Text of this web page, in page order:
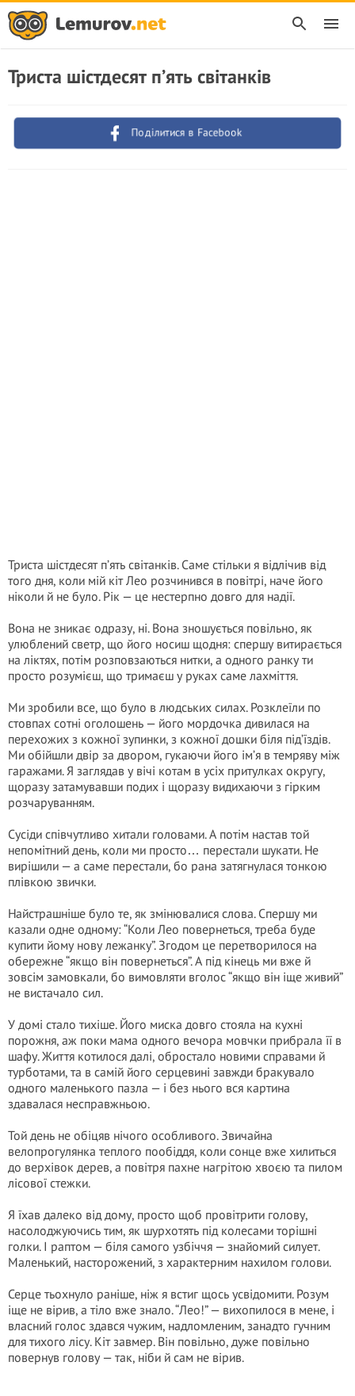
Триста шістдесят п’ять світанків
Поділитися в Facebook
Триста шістдесят п’ять світанків. Саме стільки я відлічив від
того дня, коли мій кіт Лео розчинився в повітрі, наче його
ніколи й не було. Рік — це нестерпно довго для надії.
Вона не зникає одразу, ні. Вона зношується повільно, як
улюблений светр, що його носиш щодня: спершу витирається
на ліктях, потім розповзаються нитки, а одного ранку ти
просто розумієш, що тримаєш у руках саме лахміття.
Ми зробили все, що було в людських силах. Розклеїли по
стовпах сотні оголошень — його мордочка дивилася на
перехожих з кожної зупинки, з кожної дошки біля під’їздів.
Ми обійшли двір за двором, гукаючи його ім’я в темряву між
гаражами. Я заглядав у вічі котам в усіх притулках округу,
щоразу затамувавши подих і щоразу видихаючи з гірким
розчаруванням.
Сусіди співчутливо хитали головами. А потім настав той
непомітний день, коли ми просто… перестали шукати. Не
вирішили — а саме перестали, бо рана затягнулася тонкою
плівкою звички.
Найстрашніше було те, як змінювалися слова. Спершу ми
казали одне одному: “Коли Лео повернеться, треба буде
купити йому нову лежанку”. Згодом це перетворилося на
обережне “якщо він повернеться”. А під кінець ми вже й
зовсім замовкали, бо вимовляти вголос “якщо він іще живий”
не вистачало сил.
У домі стало тихіше. Його миска довго стояла на кухні
порожня, аж поки мама одного вечора мовчки прибрала її в
шафу. Життя котилося далі, обростало новими справами й
турботами, та в самій його серцевині завжди бракувало
одного маленького пазла — і без нього вся картина
здавалася несправжньою.
Той день не обіцяв нічого особливого. Звичайна
велопрогулянка теплого пообіддя, коли сонце вже хилиться
до верхівок дерев, а повітря пахне нагрітою хвоєю та пилом
лісової стежки.
Я їхав далеко від дому, просто щоб провітрити голову,
насолоджуючись тим, як шурхотять під колесами торішні
голки. І раптом — біля самого узбіччя — знайомий силует.
Маленький, насторожений, з характерним нахилом голови.
Серце тьохнуло раніше, ніж я встиг щось усвідомити. Розум
іще не вірив, а тіло вже знало. “Лео!” — вихопилося в мене, і
власний голос здався чужим, надломленим, занадто гучним
для тихого лісу. Кіт завмер. Він повільно, дуже повільно
повернув голову — так, ніби й сам не вірив.